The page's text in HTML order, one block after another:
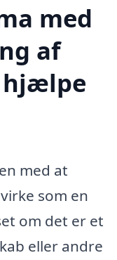
med
af
hjælpe
med at
som en
om det er et
eller andre